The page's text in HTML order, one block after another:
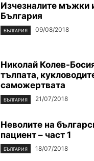
Изчезналите мъжки
България
БЪЛГАРИЯ 09/08/2018
Николай Колев-
тълпата,
саможертвата
БЪЛГАРИЯ 21/07/2018
Неволите на
пациент – част 1
БЪЛГАРИЯ 18/07/2018